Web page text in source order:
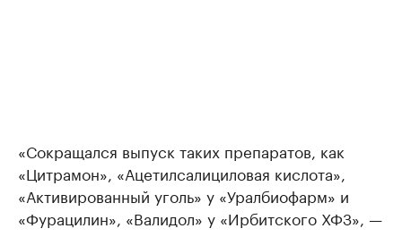
«Сокращался выпуск таких препаратов, как
«Цитрамон», «Ацетилсалициловая кислота»,
«Активированный уголь» у «Уралбиофарм» и
«Фурацилин», «Валидол» у «Ирбитского ХФЗ», —